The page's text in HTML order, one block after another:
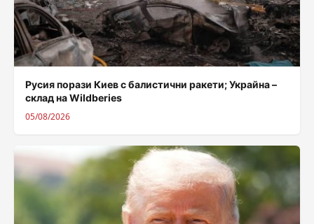
Русия порази Киев с балистични ракети; Украйна –
склад на Wildberies
05/08/2026